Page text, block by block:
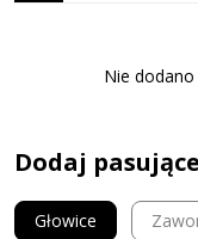
Nie
Dodaj
Głowice